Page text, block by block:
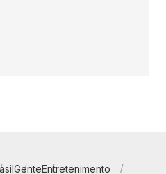
GenteEntretenimento